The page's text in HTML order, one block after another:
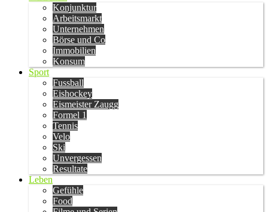
Konjunktur
Arbeitsmarkt
Unternehmen
Börse und Co
Immobilien
Konsum
Sport
Fussball
Eishockey
Eismeister Zaugg
Formel 1
Tennis
Velo
Ski
Unvergessen
Resultate
Leben
Gefühle
Food